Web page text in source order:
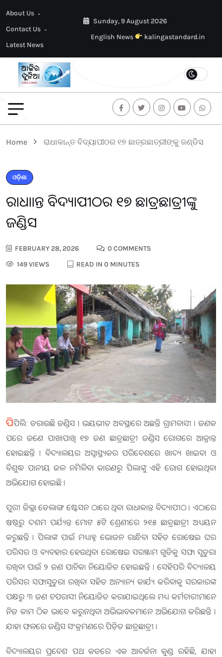
About Us
Contact Us
Latest News
Sunday, 9 August 2026
English News
kalingastandard.in
Home ରାଧାକାନ୍ତ ବିଦ୍ୟାପୀଠର ୧୭ ଛାତ୍ରଛାତ୍ରୀଙ୍କୁ ଜଣ୍ଡିସ
ଓଡ଼ିଶା
ରାଧାକାନ୍ତ ବିଦ୍ୟାପୀଠର ୧୭ ଛାତ୍ରଛାତ୍ରୀଙ୍କୁ
ଜଣ୍ଡିସ
FEBRUARY 28, 2026
0 COMMENTS
149 VIEWS
READ IN 0 MINUTES
ପିପିଲି: ଡରାଉଛି ଜଣ୍ଡିସ । ଭୟଭୀତ ଅବସ୍ଥାରେ ଅଛନ୍ତି ଗ୍ରାମବାସୀ । ଜଣକ
ପରେ ଜଣେ ପାଖାପାଖି ୧୭ ଜଣ ଛାତ୍ରଛାତ୍ରୀ ଜଣ୍ଡିସ ରୋଗରେ ଆକ୍ରାନ୍ତ
ହୋଇଛନ୍ତି । ବିଦ୍ୟାଳୟର ଅସ୍ବାସ୍ଥ୍ୟକର ପରିବେଶରେ ଖାଦ୍ୟ ଖାଇବା ଓ
ବିଶୁଦ୍ଧ ପାନୀୟ ଜଳ ନମିଳିବା କାରଣରୁ ପିଲାଙ୍କୁ ଏହି ରୋଗ ହୋଇଥିବା
ଅଭିଯୋଗ ହୋଇଛି ।
ପୁରୀ ଜିଲ୍ଲା ଡେଲାଙ୍ଗ ଷ୍ଟେସନ ଠାରେ ଥିବା ରାଧାକାନ୍ତ ବିଦ୍ୟାପୀଠ । ଏଠାରେ
ଷଷ୍ଠରୁ ଦଶମ ପର୍ଯ୍ୟନ୍ତ ମୋଟ ୫ଟି ଶ୍ରେଣୀରେ ୨୧୫ ଛାତ୍ରଛାତ୍ରୀ ଅଧ୍ୟୟନ
କରୁଛନ୍ତି । ପିଲାଙ୍କ ପାଇଁ ମଧ୍ୟାହ୍ନ ଭୋଜନ ରାନ୍ଧିବା ସହିତ ରୋଷେଇ ଘର
ପରିସର ଓ ବ୍ୟବହାର ହେଉଥିବା ରୋଷେଇ ସରଞ୍ଜାମ ଗୁଡିକୁ ସଫା ସୁତୁରା
ରଖିବା ପାଇଁ ୨ ଜଣ ପାଚିକା ନିୟୋଜିତ ହୋଇଛନ୍ତି । ସେହିପରି ବିଦ୍ୟାଳୟ
ପରିସର ସଫାସୁତୁରା ରଖିବା ସହିତ ଅନ୍ୟାନ୍ୟ କାର୍ଯ୍ୟ କରିବାକୁ ସରକାରଙ୍କ
ପକ୍ଷରୁ ୩ ଜଣ ଚପରାସୀ ନିୟୋଜିତ କରାଯାଇଥିଲେ ମଧ୍ୟ କର୍ମଚାରୀମାନେ
ନିଜ କାମ ଠିକ ଭାବେ କରୁନଥିବା ଅଭିଭାବକମାନେ ଅଭିଯୋଗ କରିଛନ୍ତି ।
ଯାହା ଫଳରେ ଜଣ୍ଡିସ ସଂକ୍ରମଣରେ ପିଡ଼ିତ ଛାତ୍ରଛାତ୍ରୀ ।
ବିଦ୍ୟାଳୟର ପ୍ରବେଶ ପଥ କଡରେ ଏକ ଆବର୍ଜନା କୁଣ୍ଡ ରହିଛି, ଯାହା